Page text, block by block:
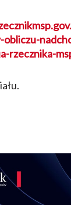
obliczu-
rzecznika-